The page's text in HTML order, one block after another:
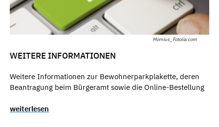
Momius_Fotolia.com
WEITERE INFORMATIONEN
Weitere Informationen zur Bewohnerparkplakette, deren
Beantragung beim Bürgeramt sowie die Online-Bestellung
weiterlesen